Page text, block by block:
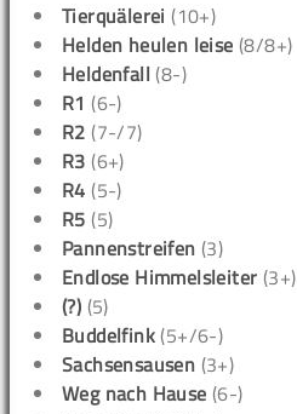
Tierquälerei (10+)
Helden heulen leise (8/8+)
Heldenfall (8-)
R1 (6-)
R2 (7-/7)
R3 (6+)
R4 (5-)
R5 (5)
Pannenstreifen (3)
Endlose Himmelsleiter (3+)
(?) (5)
Buddelfink (5+/6-)
Sachsensausen (3+)
Weg nach Hause (6-)